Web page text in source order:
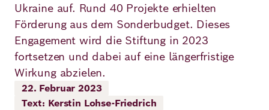
Karriere
Presse
Jahresbericht
Kontakt
Demokratie
Frieden
Ukraine auf. Rund 40 Projekte erhielten
Förderung aus dem Sonderbudget. Dieses
Engagement wird die Stiftung in 2023
fortsetzen und dabei auf eine längerfristige
Wirkung abzielen.
22. Februar 2023
Text: Kerstin Lohse-Friedrich